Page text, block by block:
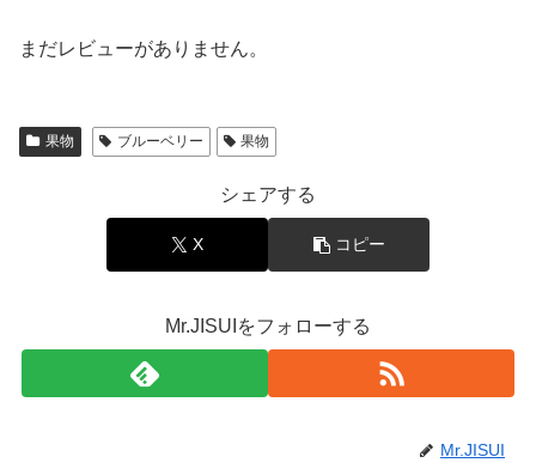
まだレビューがありません。
果物 ブルーベリー 果物
シェアする
X コピー
Mr.JISUIをフォローする
Mr.JISUI